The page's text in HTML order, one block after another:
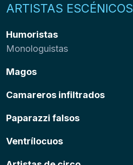
ARTISTAS ESCÉNICOS
Humoristas
Monologuistas
Magos
Camareros infiltrados
Paparazzi falsos
Ventrílocuos